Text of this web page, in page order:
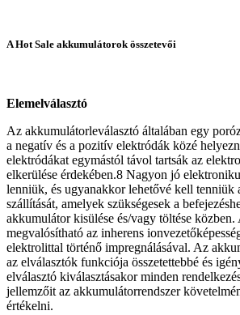
A Hot Sale akkumulátorok összetevői
Elemelválasztó
Az akkumulátorleválasztó általában egy
a negatív és a pozitív elektródák közé
elektródákat egymástól távol tartsák az
elkerülése érdekében.8 Nagyon jó
lenniük, és ugyanakkor lehetővé kell tenniük
szállítását, amelyek szükségesek a
akkumulátor kisülése és/vagy töltése
megvalósítható az inherens
elektrolittal történő impregnálásával. Az
az elválasztók funkciója összetettebbé és
elválasztó kiválasztásakor minden
jellemzőit az akkumulátorrendszer
értékelni.